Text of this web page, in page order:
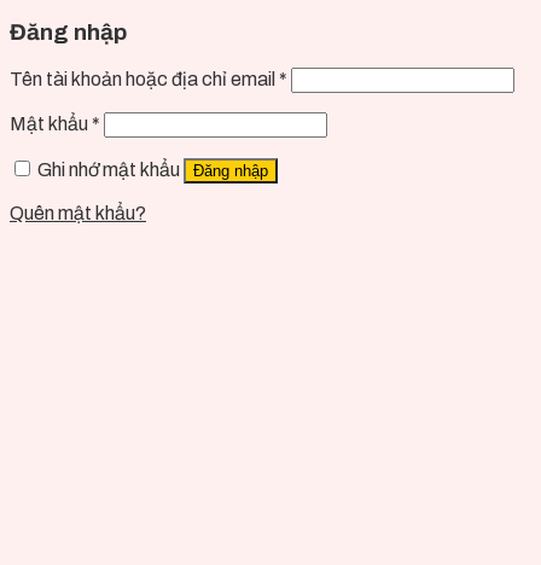
Đăng nhập
Tên tài khoản hoặc địa chỉ email *
Mật khẩu *
Ghi nhớ mật khẩu Đăng nhập
Quên mật khẩu?